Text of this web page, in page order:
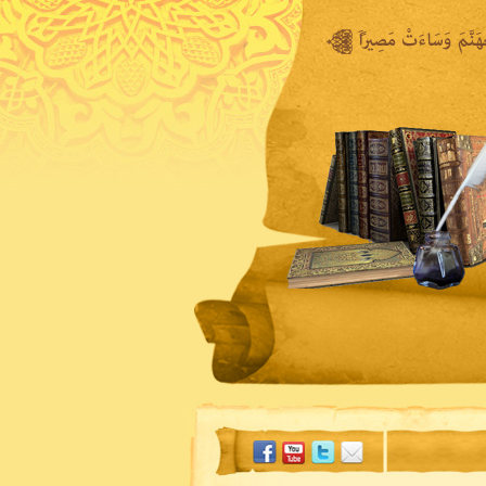
المكتبة المرئية